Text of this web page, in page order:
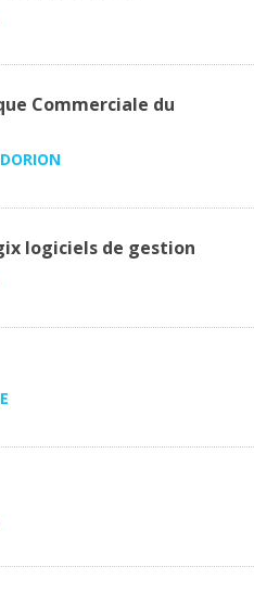
Commerciale du
logiciels de gestion